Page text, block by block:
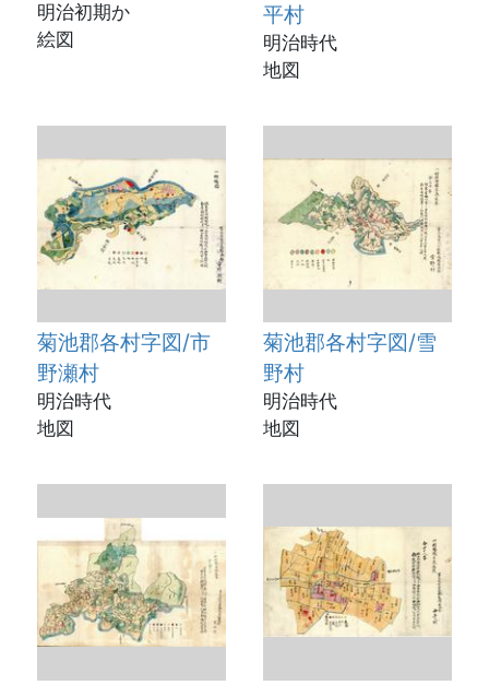
明治初期か
絵図
平村
明治時代
地図
菊池郡各村字図/市
野瀬村
明治時代
地図
菊池郡各村字図/雪
野村
明治時代
地図